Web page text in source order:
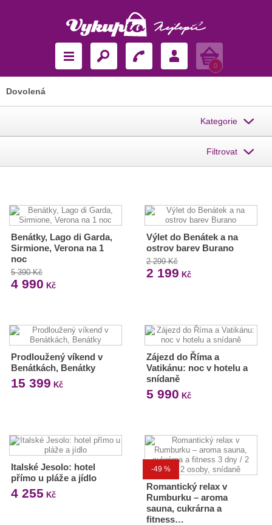
Košík
0
Dovolená
Kategorie
Filtrovat
Benátky, Lago di Garda,
Sirmione, Verona na 1
noc
5 390 Kč
4 990 Kč
Výlet do Benátek a na
ostrov barev Burano
2 299 Kč
2 199 Kč
Prodloužený víkend v
Benátkách, Benátky
15 399 Kč
Zájezd do Říma a
Vatikánu: noc v hotelu a
snídaně
5 990 Kč
Italské Jesolo: hotel
přímo u pláže a jídlo
4 255 Kč
-49 %
Romantický relax v
Rumburku – aroma
sauna, cukrárna a
fitness…